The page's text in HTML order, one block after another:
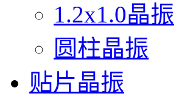
1.2x1.0晶振
圆柱晶振
贴片晶振